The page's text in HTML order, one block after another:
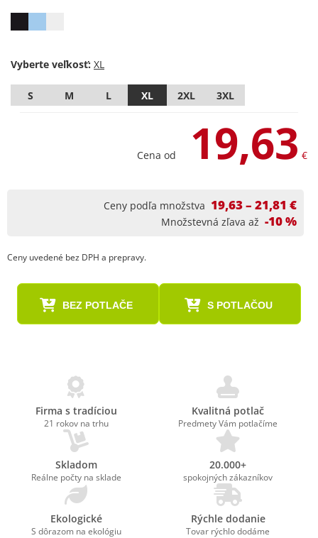
Vyberte veľkosť:
S M L XL 2XL 3XL
Cena od 19,63 €
Ceny podľa množstva 19,63 – 21,81 €
Množstevná zľava až -10 %
Ceny uvedené bez DPH a prepravy.
BEZ POTLAČE S POTLAČOU
Firma s tradíciou
21 rokov na trhu
Kvalitná potlač
Predmety Vám potlačíme
Skladom
Reálne počty na sklade
20.000+
spokojných zákazníkov
Ekologické
S dôrazom na ekológiu
Rýchle dodanie
Tovar rýchlo dodáme